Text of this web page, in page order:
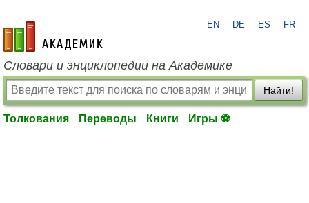
academic.ru
EN DE ES FR
Словари и энциклопедии на Академике
Найти!
Толкования Переводы Книги Игры ⚽